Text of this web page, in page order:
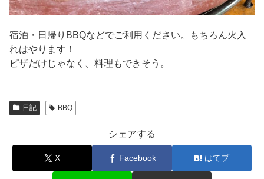
宿泊・日帰りBBQなどでご利用ください。もちろん火入
れはやります！
ピザだけじゃなく、料理もできそう。
日記 BBQ
シェアする
X Facebook はてブ